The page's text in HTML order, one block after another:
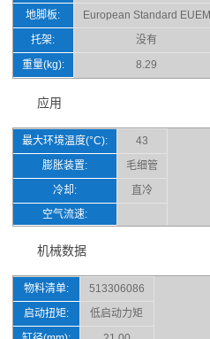
地脚板:
European Standard EUEM
托架:
没有
重量(kg):
8.29
应用
最大环境温度(°C):
43
膨胀装置:
毛细管
冷却:
直冷
空气流速:
机械数据
物料清单:
513306086
启动扭矩:
低启动力矩